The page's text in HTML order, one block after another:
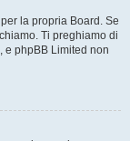
la propria Board. Se
Ti preghiamo di
e phpBB Limited non